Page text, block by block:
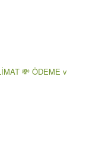
💸 ÖDEME v